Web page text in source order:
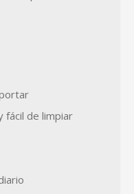
fácil de limpiar